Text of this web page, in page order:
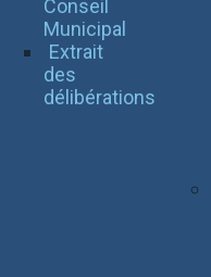
Conseil
Municipal
Extrait
des
délibérations